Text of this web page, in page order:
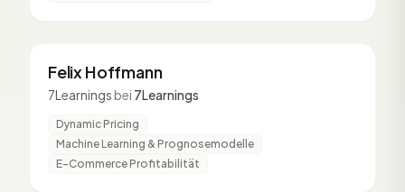
FH
Felix Hoffmann
7Learnings bei 7Learnings
Dynamic Pricing
Machine Learning & Prognosemodelle
E-Commerce Profitabilität